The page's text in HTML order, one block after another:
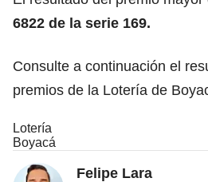
6822 de la serie 169.
Consulte a continuación el
premios de la Lotería de
Lotería
Boyacá
Felipe Lara